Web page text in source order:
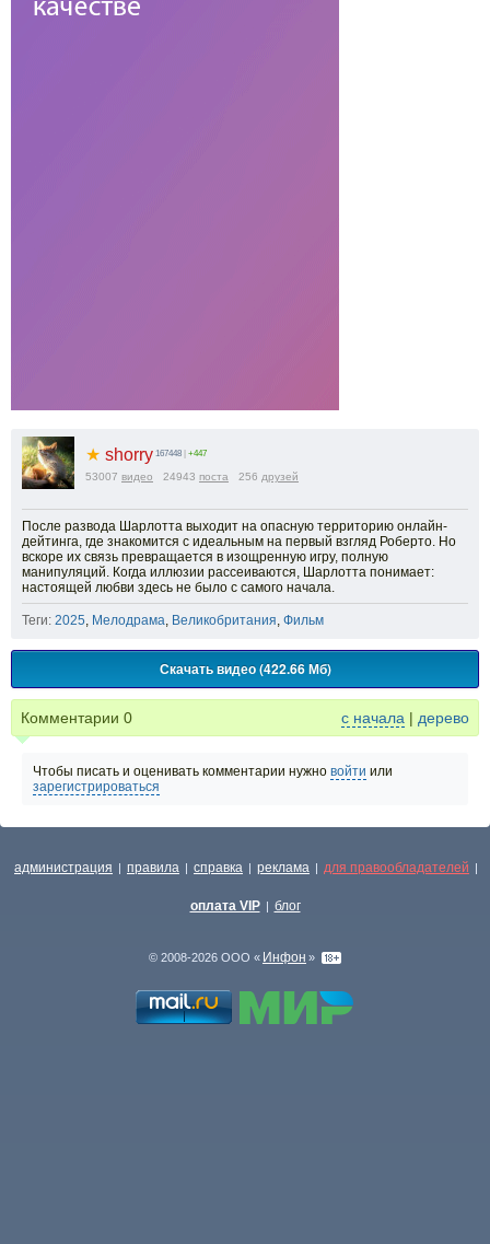
★ shorry 167448 +447
53007 видео 24943 поста 256 друзей
После развода Шарлотта выходит на опасную территорию онлайн-
дейтинга, где знакомится с идеальным на первый взгляд Роберто. Но
вскоре их связь превращается в изощренную игру, полную
манипуляций. Когда иллюзии рассеиваются, Шарлотта понимает:
настоящей любви здесь не было с самого начала.
Теги: 2025, Мелодрама, Великобритания, Фильм
Скачать видео (422.66 Мб)
Комментарии 0 с начала | дерево
Чтобы писать и оценивать комментарии нужно войти или
зарегистрироваться
администрация | правила | справка | реклама | для правообладателей |
оплата VIP | блог
© 2008-2026 ООО « Инфон »